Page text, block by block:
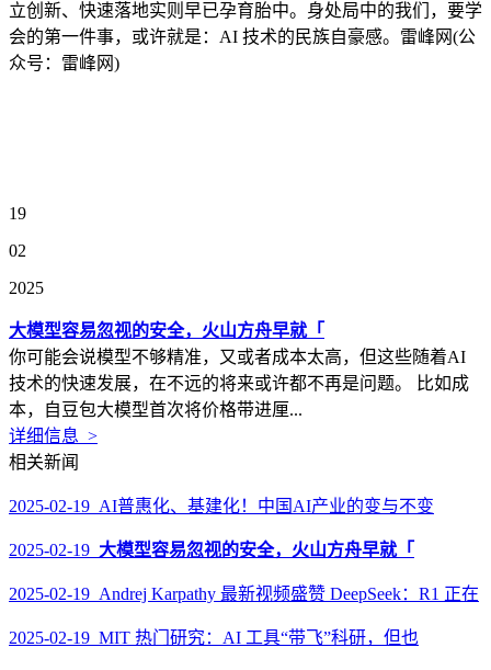
立创新、快速落地实则早已孕育胎中。身处局中的我们，要学
会的第一件事，或许就是：AI 技术的民族自豪感。雷峰网(公
众号：雷峰网)
19
02
2025
大模型容易忽视的安全，火山方舟早就「
你可能会说模型不够精准，又或者成本太高，但这些随着AI
技术的快速发展，在不远的将来或许都不再是问题。 比如成
本，自豆包大模型首次将价格带进厘...
详细信息 >
相关新闻
2025-02-19 AI普惠化、基建化！中国AI产业的变与不变
2025-02-19 大模型容易忽视的安全，火山方舟早就「
2025-02-19 Andrej Karpathy 最新视频盛赞 DeepSeek：R1 正在
2025-02-19 MIT 热门研究：AI 工具“带飞”科研，但也